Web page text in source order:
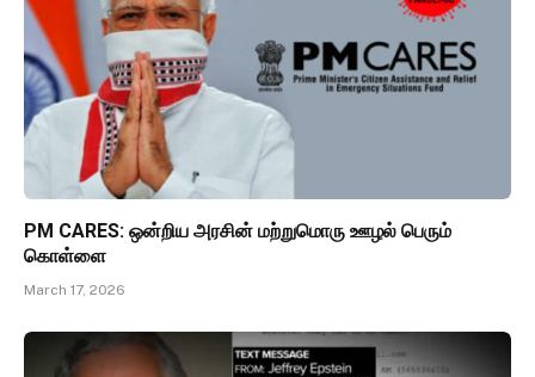
PM CARES: ஒன்றிய அரசின் மற்றுமொரு ஊழல் பெரும்
கொள்ளை
March 17, 2026